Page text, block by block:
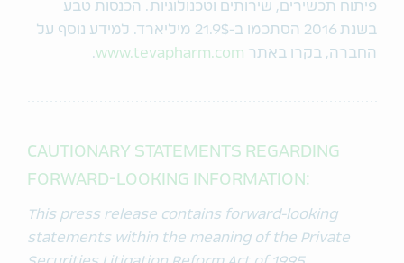
פיתוח תכשירים, שירותים וטכנולוגיות. הכנסות טבע
בשנת 2016 הסתכמו ב-21.9$ מיליארד. למידע נוסף על
החברה, בקרו באתר www.tevapharm.com
.
CAUTIONARY STATEMENTS REGARDING
FORWARD-LOOKING INFORMATION:
This press release contains forward-looking
statements within the meaning of the Private